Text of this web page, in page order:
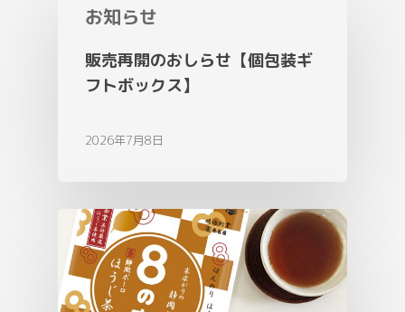
お知らせ
販売再開のおしらせ【個包装ギ
フトボックス】
2026年7月8日